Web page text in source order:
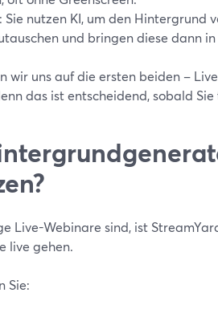
: Sie nutzen KI, um den Hintergrund
und bringen diese dann
wir uns auf die ersten beiden –
das ist entscheidend, sobald
Live-Webinare sind, ist
live gehen.
Sie: